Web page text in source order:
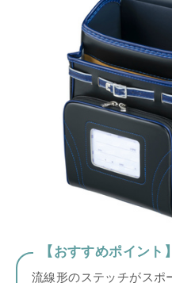
【おすすめポイント】
流線形のステッチがスポ